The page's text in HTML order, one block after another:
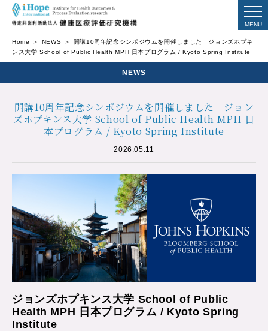
Home NEWS
開講10周年記念シンポジウムを開催しました ジョンズホプキ
ンス大学 School of Public Health MPH 日本プログラム / Kyoto Spring Institute
NEWS
開講10周年記念シンポジウムを開催しました ジョン
ズホプキンス大学 School of Public Health MPH 日
本プログラム / Kyoto Spring Institute
2026.05.11
ジョンズホプキンス大学 School of Public
Health MPH 日本プログラム / Kyoto Spring
Institute